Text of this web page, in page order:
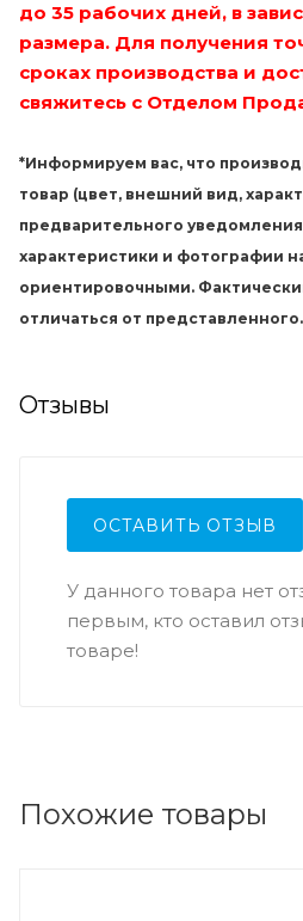
до 35 рабочих дней, в
размера. Для получения
сроках производства и
свяжитесь с Отделом
*Информируем вас, что
товар (цвет, внешний вид,
предварительного
характеристики и фотографии
ориентировочными.
отличаться от представленного.
Отзывы
ОСТАВИТЬ ОТЗЫВ
У данного товара нет
первым, кто оставил
товаре!
Похожие товары